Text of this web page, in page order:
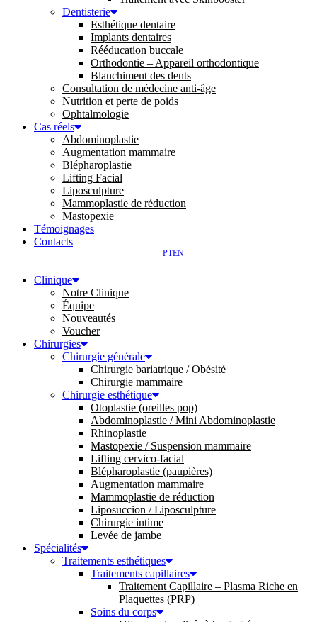
Dentisterie
Esthétique dentaire
Implants dentaires
Rééducation buccale
Orthodontie – Appareil orthodontique
Blanchiment des dents
Consultation de médecine anti-âge
Nutrition et perte de poids
Ophtalmologie
Cas réels
Abdominoplastie
Augmentation mammaire
Blépharoplastie
Lifting Facial
Liposculpture
Mammoplastie de réduction
Mastopexie
Témoignages
Contacts
PTEN
Clinique
Notre Clinique
Équipe
Nouveautés
Voucher
Chirurgies
Chirurgie générale
Chirurgie bariatrique / Obésité
Chirurgie mammaire
Chirurgie esthétique
Otoplastie (oreilles pop)
Abdominoplastie / Mini Abdominoplastie
Rhinoplastie
Mastopexie / Suspension mammaire
Lifting cervico-facial
Blépharoplastie (paupières)
Augmentation mammaire
Mammoplastie de réduction
Liposuccion / Liposculpture
Chirurgie intime
Levée de jambe
Spécialités
Traitements esthétiques
Traitements capillaires
Traitement Capillaire – Plasma Riche en
Plaquettes (PRP)
Soins du corps